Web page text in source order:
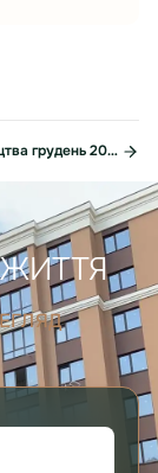
Хід будівництва грудень 2023р.